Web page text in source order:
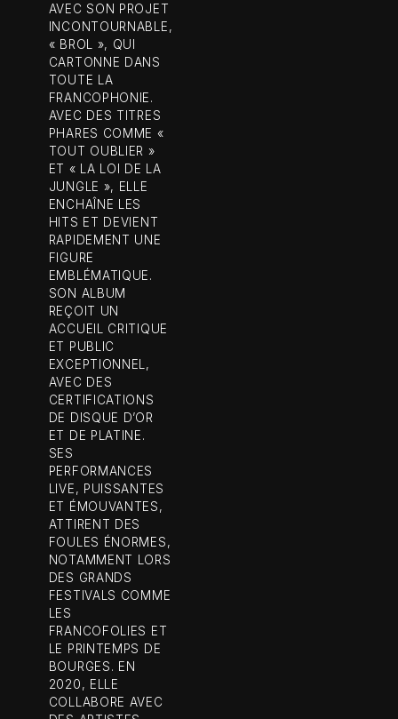
AVEC SON PROJET
INCONTOURNABLE,
« BROL », QUI
CARTONNE DANS
TOUTE LA
FRANCOPHONIE.
AVEC DES TITRES
PHARES COMME «
TOUT OUBLIER »
ET « LA LOI DE LA
JUNGLE », ELLE
ENCHAÎNE LES
HITS ET DEVIENT
RAPIDEMENT UNE
FIGURE
EMBLÉMATIQUE.
SON ALBUM
REÇOIT UN
ACCUEIL CRITIQUE
ET PUBLIC
EXCEPTIONNEL,
AVEC DES
CERTIFICATIONS
DE DISQUE D’OR
ET DE PLATINE.
SES
PERFORMANCES
LIVE, PUISSANTES
ET ÉMOUVANTES,
ATTIRENT DES
FOULES ÉNORMES,
NOTAMMENT LORS
DES GRANDS
FESTIVALS COMME
LES
FRANCOFOLIES ET
LE PRINTEMPS DE
BOURGES. EN
2020, ELLE
COLLABORE AVEC